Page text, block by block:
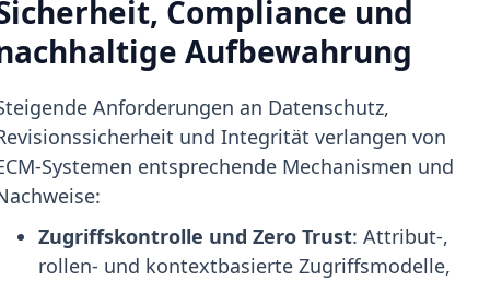
Compliance und
Aufbewahrung
Anforderungen an Datenschutz,
und Integrität verlangen von
Systemen entsprechende Mechanismen und
Zugriffskontrolle und Zero Trust: Attribut-,
rollen- und kontextbasierte Zugriffsmodelle,